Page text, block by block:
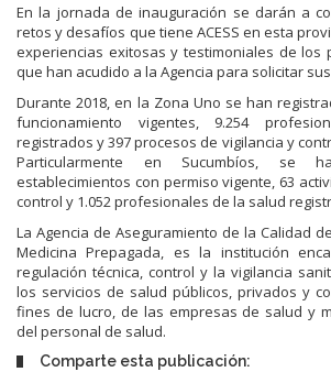
En la jornada de inauguración se darán a
retos y desafíos que tiene ACESS en esta
experiencias exitosas y testimoniales de los
que han acudido a la Agencia para solicitar
Durante 2018, en la Zona Uno se han
funcionamiento vigentes, 9.254
registrados y 397 procesos de vigilancia y
Particularmente en Sucumbíos, se
establecimientos con permiso vigente, 63
control y 1.052 profesionales de la salud
La Agencia de Aseguramiento de la Calidad
Medicina Prepagada, es la institución
regulación técnica, control y la vigilancia
los servicios de salud públicos, privados y
fines de lucro, de las empresas de salud y
del personal de salud.
Comparte esta publicación: